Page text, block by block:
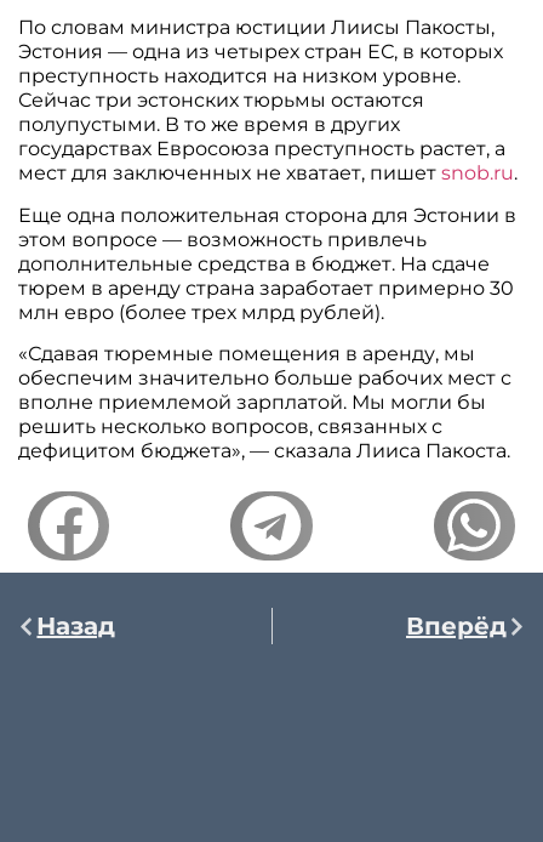
По словам министра юстиции Лиисы Пакосты,
Эстония — одна из четырех стран ЕС, в которых
преступность находится на низком уровне.
Сейчас три эстонских тюрьмы остаются
полупустыми. В то же время в других
государствах Евросоюза преступность растет, а
мест для заключенных не хватает, пишетsnob.ru.
Еще одна положительная сторона для Эстонии в
этом вопросе — возможность привлечь
дополнительные средства в бюджет. На сдаче
тюрем в аренду страна заработает примерно 30
млн евро (более трех млрд рублей).
«Сдавая тюремные помещения в аренду, мы
обеспечим значительно больше рабочих мест с
вполне приемлемой зарплатой. Мы могли бы
решить несколько вопросов, связанных с
дефицитом бюджета», — сказала Лииса Пакоста.
Назад Вперёд